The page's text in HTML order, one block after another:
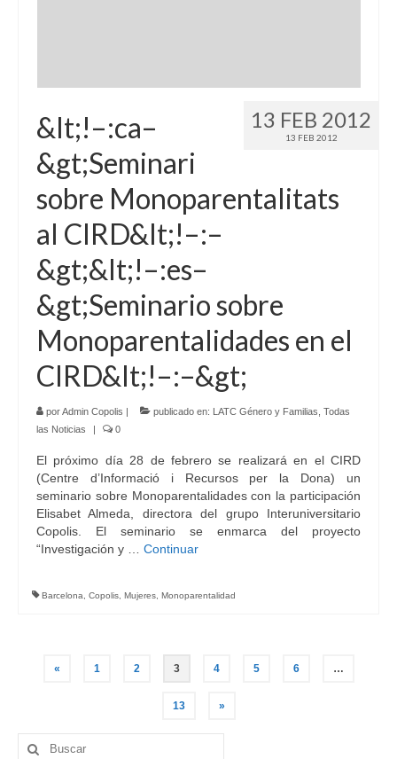
13 FEB 2012
13 FEB 2012
&lt;!–:ca–
&gt;Seminari
sobre Monoparentalitats
al CIRD&lt;!–:–
&gt;&lt;!–:es–
&gt;Seminario sobre
Monoparentalidades en el
CIRD&lt;!–:–&gt;
porAdmin Copolis publicado en: LATC Género y Familias Todas
las Noticias
0
El próximo día 28 de febrero se realizará en el CIRD
(Centre d’Informació i Recursos per la Dona) un
seminario sobre Monoparentalidades con la participación
Elisabet Almeda, directora del grupo Interuniversitario
Copolis. El seminario se enmarca del proyecto
“Investigación y … Continuar
Barcelona, Copolis, Mujeres, Monoparentalidad
Navegación
entradas
« 1 2 3 4 5 6 …
13 »
Buscar